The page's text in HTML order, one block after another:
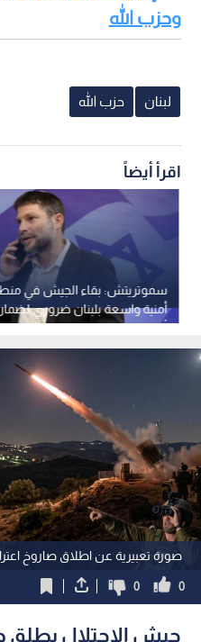
وحزب الله
لبنان حزب الله
اقرأ أيضاً
سموتريتش: بقاء الجيش في
أمنية واسعة بلبنان ضروري
أمن الشمال
صورة تعبيرية عن اطلاق صاروخ
0
0
جيش الاحتلال يطلق